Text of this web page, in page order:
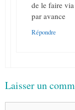
de le faire
par avance
Répondre
Laisser un